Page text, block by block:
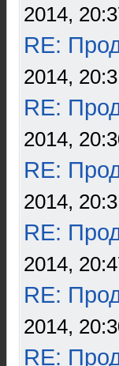
2014,
RE:
2014,
RE:
2014,
RE:
2014,
RE:
2014,
RE:
2014,
RE: